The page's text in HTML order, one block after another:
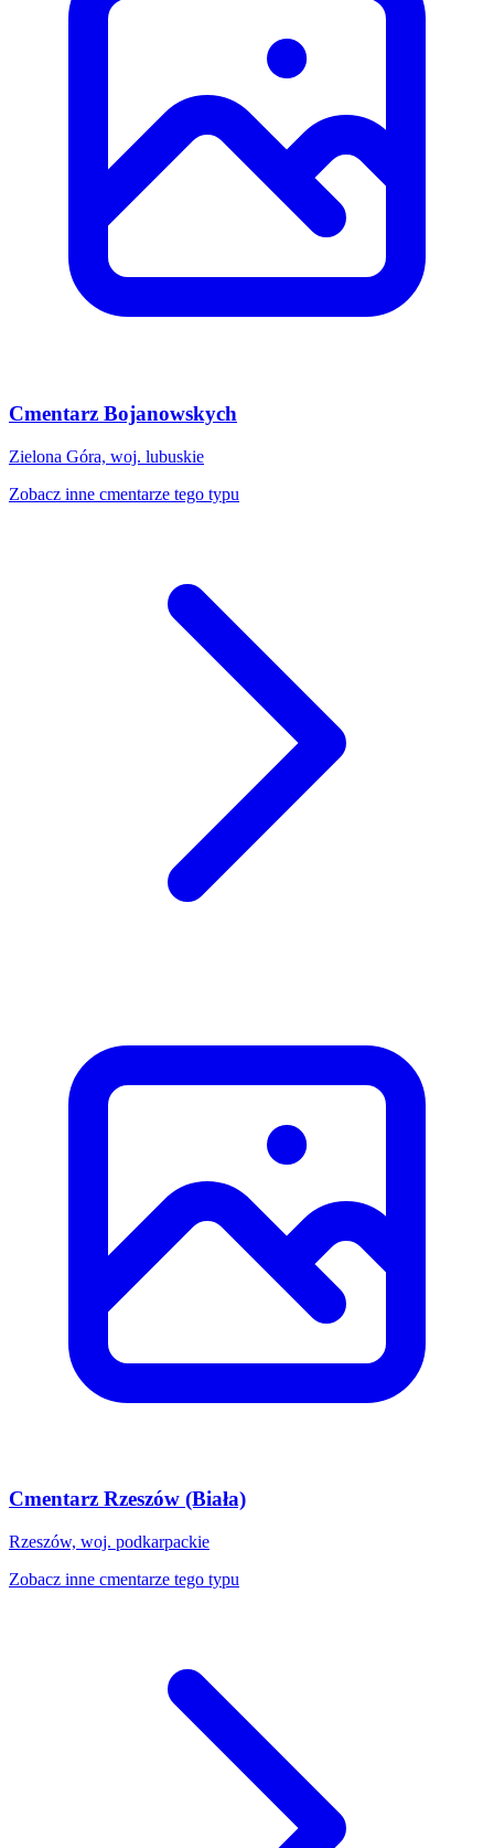
Cmentarz Bojanowskych
Zielona Góra, woj. lubuskie
Zobacz inne cmentarze tego typu
Cmentarz Rzeszów (Biała)
Rzeszów, woj. podkarpackie
Zobacz inne cmentarze tego typu